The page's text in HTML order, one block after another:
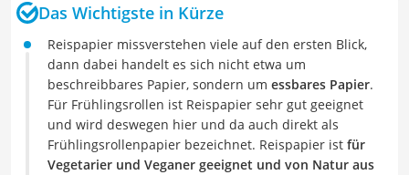
Das Wichtigste in Kürze
Reispapier missverstehen viele auf den ersten Blick,
dann dabei handelt es sich nicht etwa um
beschreibbares Papier, sondern um essbares Papier.
Für Frühlingsrollen ist Reispapier sehr gut geeignet
und wird deswegen hier und da auch direkt als
Frühlingsrollenpapier bezeichnet. Reispapier ist für
Vegetarier und Veganer geeignet und von Natur aus